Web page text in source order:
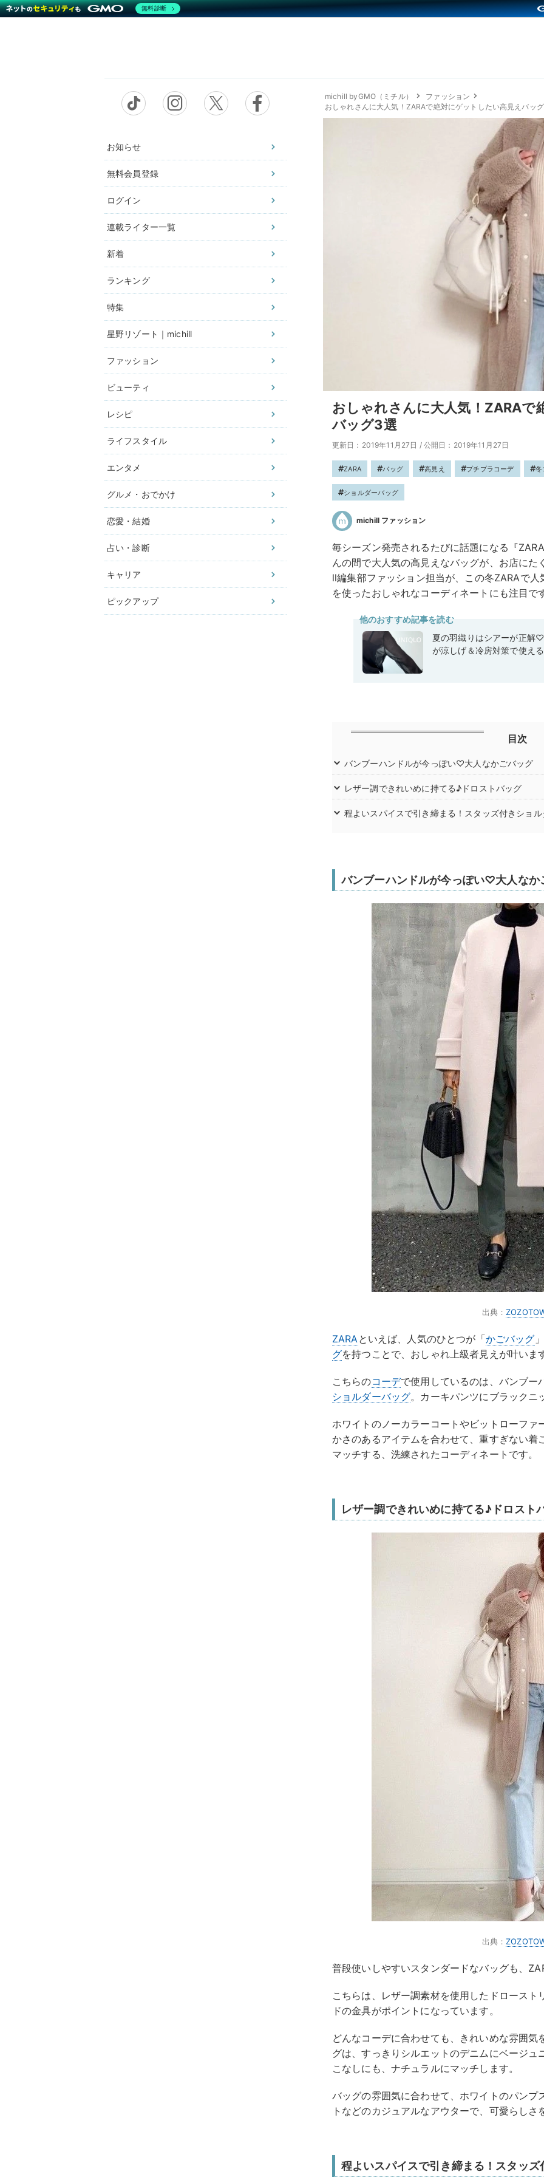
お知らせ
無料会員登録
ログイン
連載ライター一覧
新着
ランキング
特集
星野リゾート｜michill
ファッション
ビューティ
レシピ
ライフスタイル
エンタメ
グルメ・おでかけ
恋愛・結婚
占い・診断
キャリア
ピックアップ
michill byGMO（ミチル）
ファッション
おしゃれさんに大人気！ZARAで絶対にゲットしたい高見えバッ
おしゃれさんに大人気！ZARAで
バッグ3選
更新日：2019年11月27日 / 公開日：2019年11月27日
ZARA バッグ 高見え プチプラコーデ 冬
ショルダーバッグ
michill ファッション
毎シーズン発売されるたびに話題になる『
んの間で大人気の高見えなバッグが、お店に
ll編集部ファッション担当が、この冬ZARAで
を使ったおしゃれなコーディネートにも注目で
他のおすすめ記事を読む
夏の羽織りはシアーが正解
が涼しげ＆冷房対策で使え
目次
バンブーハンドルが今っぽい♡大人なかごバッグ
レザー調できれいめに持てる♪ドロストバッグ
程よいスパイスで引き締まる！スタッズ付きショル
バンブーハンドルが今っぽい♡大人なか
出典：
ZARAといえば、人気のひとつが「かごバッグ
グを持つことで、おしゃれ上級者見えが叶いま
こちらのコーデで使用しているのは、バンブー
ショルダーバッグ。カーキパンツにブラックニ
ホワイトのノーカラーコートやビットローファ
かさのあるアイテムを合わせて、重すぎない着
マッチする、洗練されたコーディネートです。
レザー調できれいめに持てる♪ドロスト
出典：
普段使いしやすいスタンダードなバッグも、
こちらは、レザー調素材を使用したドロース
ドの金具がポイントになっています。
どんなコーデに合わせても、きれいめな雰囲
グは、すっきりシルエットのデニムにベージ
こなしにも、ナチュラルにマッチします。
バッグの雰囲気に合わせて、ホワイトのパンプ
トなどのカジュアルなアウターで、可愛らし
程よいスパイスで引き締まる！スタッズ
無料診断